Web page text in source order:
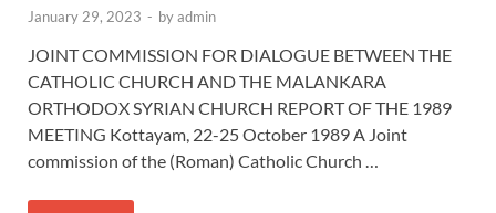
January 29, 2023 - byadmin
JOINT COMMISSION FOR DIALOGUE BETWEEN THE
CATHOLIC CHURCH AND THE MALANKARA
ORTHODOX SYRIAN CHURCH REPORT OF THE 1989
MEETING Kottayam, 22-25 October 1989 A Joint
commission of the (Roman) Catholic Church …